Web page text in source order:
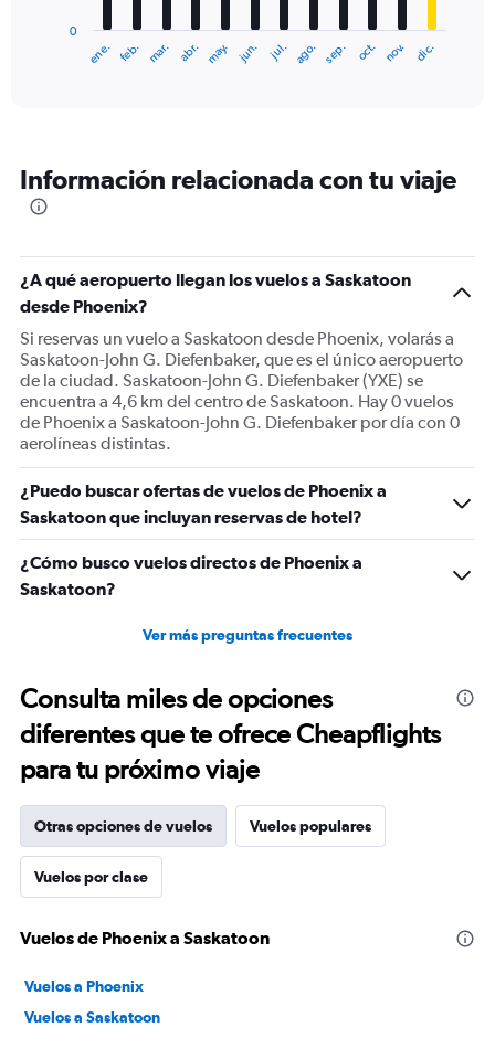
categories.
The
Y
axis
values.
Range:
0
to
900.
ene. feb. mar. abr. may. jun. jul. ago. sep. oct. nov. dic.
0
Información relacionada con tu viaje
¿A qué aeropuerto llegan los vuelos a Saskatoon
desde Phoenix?
Si reservas un vuelo a Saskatoon desde Phoenix, volarás a
Saskatoon-John G. Diefenbaker, que es el único aeropuerto
de la ciudad. Saskatoon-John G. Diefenbaker (YXE) se
encuentra a 4,6 km del centro de Saskatoon. Hay 0 vuelos
de Phoenix a Saskatoon-John G. Diefenbaker por día con 0
aerolíneas distintas.
¿Puedo buscar ofertas de vuelos de Phoenix a
Saskatoon que incluyan reservas de hotel?
¿Cómo busco vuelos directos de Phoenix a
Saskatoon?
Ver más preguntas frecuentes
Consulta miles de opciones
diferentes que te ofrece Cheapflights
para tu próximo viaje
Otras opciones de vuelos Vuelos populares
Vuelos por clase
Vuelos de Phoenix a Saskatoon
Vuelos a Phoenix
Vuelos a Saskatoon